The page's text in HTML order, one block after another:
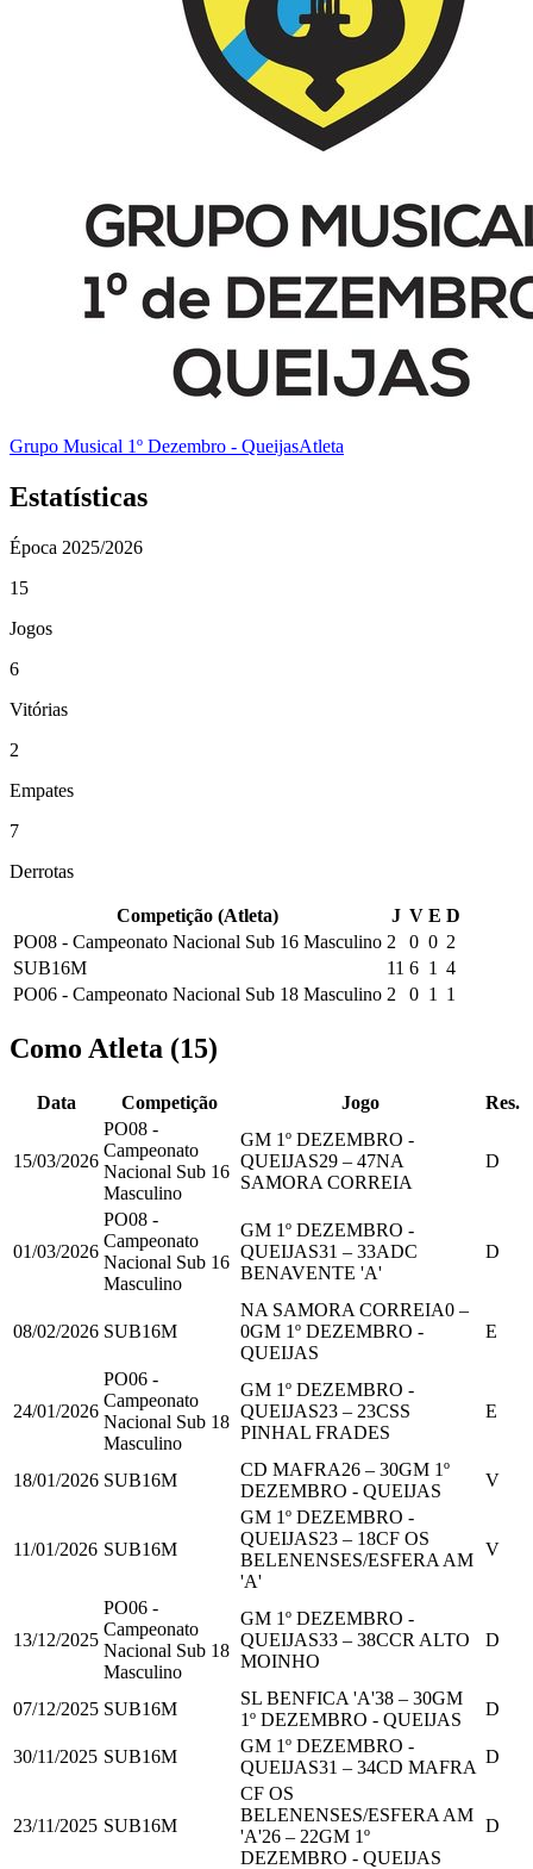
Grupo Musical 1º Dezembro - QueijasAtleta
Estatísticas
Época 2025/2026
15
Jogos
6
Vitórias
2
Empates
7
Derrotas
Competição (Atleta) J V E D
PO08 - Campeonato Nacional Sub 16 Masculino 2 0 0 2
SUB16M
11 6 1 4
PO06 - Campeonato Nacional Sub 18 Masculino 2 0 1 1
Como Atleta (15)
Data Competição Jogo Res.
15/03/2026
PO08 -
Campeonato
Nacional Sub 16
Masculino
GM 1º DEZEMBRO -
QUEIJAS29 – 47NA
SAMORA CORREIA
D
01/03/2026
PO08 -
Campeonato
Nacional Sub 16
Masculino
GM 1º DEZEMBRO -
QUEIJAS31 – 33ADC
BENAVENTE 'A'
D
08/02/2026 SUB16M
NA SAMORA CORREIA0 –
0GM 1º DEZEMBRO -
QUEIJAS
E
24/01/2026
PO06 -
Campeonato
Nacional Sub 18
Masculino
GM 1º DEZEMBRO -
QUEIJAS23 – 23CSS
PINHAL FRADES
E
18/01/2026 SUB16M
CD MAFRA26 – 30GM 1º
DEZEMBRO - QUEIJAS
V
11/01/2026 SUB16M
GM 1º DEZEMBRO -
QUEIJAS23 – 18CF OS
BELENENSES/ESFERA AM
'A'
V
13/12/2025
PO06 -
Campeonato
Nacional Sub 18
Masculino
GM 1º DEZEMBRO -
QUEIJAS33 – 38CCR ALTO
MOINHO
D
07/12/2025 SUB16M
SL BENFICA 'A'38 – 30GM
1º DEZEMBRO - QUEIJAS
D
30/11/2025 SUB16M
GM 1º DEZEMBRO -
QUEIJAS31 – 34CD MAFRA
D
23/11/2025 SUB16M
CF OS
BELENENSES/ESFERA AM
'A'26 – 22GM 1º
DEZEMBRO - QUEIJAS
D